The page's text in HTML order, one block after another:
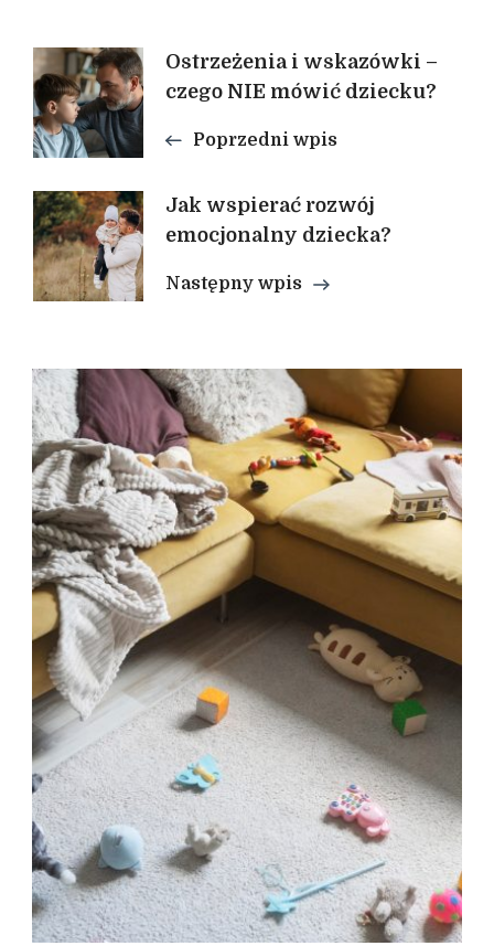
Nawigacja
wpisu
Ostrzeżenia i wskazówki –
czego NIE mówić dziecku?
Poprzedni wpis
Jak wspierać rozwój
emocjonalny dziecka?
Następny wpis